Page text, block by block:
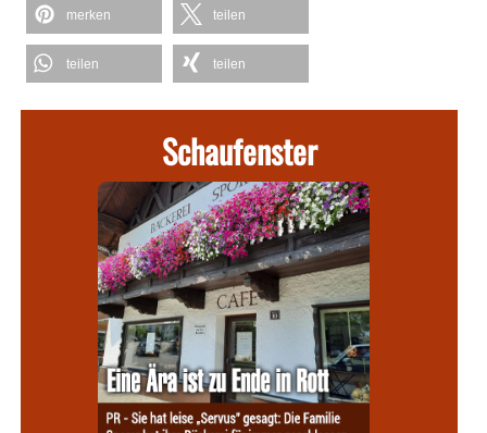
merken teilen
teilen teilen
Schaufenster